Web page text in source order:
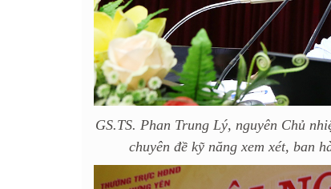
GS.TS. Phan Trung Lý, nguyên Chủ
chuyên đề kỹ năng xem xét, ban